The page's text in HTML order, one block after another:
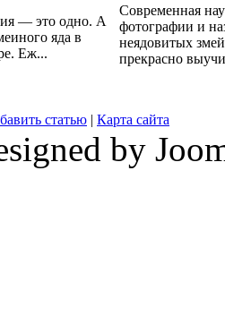
— это одно. А
яда в
Еж...
Современная
фотографии и
неядовитых
прекрасно
статью | Карта сайта
by